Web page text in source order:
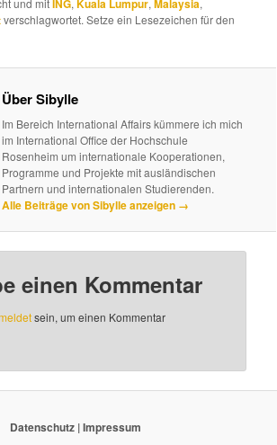
verschlagwortet. Setze ein Lesezeichen für den
Über Sibylle
Im Bereich International Affairs kümmere ich mich
im International Office der Hochschule
Rosenheim um internationale Kooperationen,
Programme und Projekte mit ausländischen
Partnern und internationalen Studierenden.
Alle Beiträge von Sibylle anzeigen →
einen Kommentar
sein, um einen Kommentar
Datenschutz |Impressum